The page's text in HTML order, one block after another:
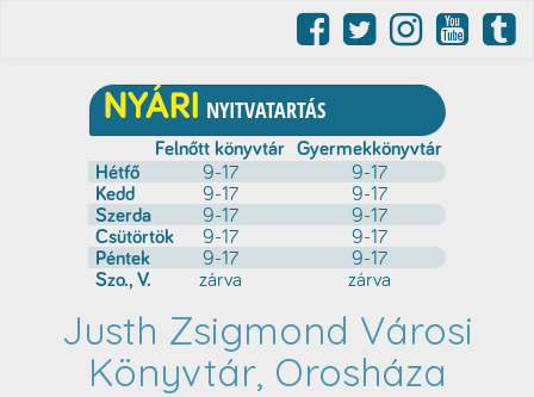
Justh Zsigmond Városi
Könyvtár, Orosháza